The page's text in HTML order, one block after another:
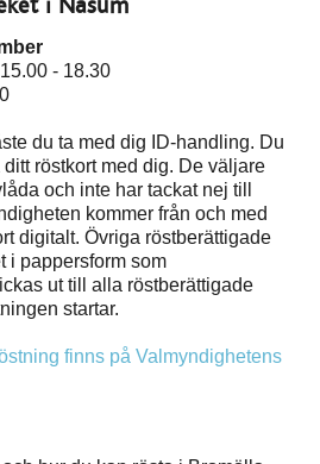
i Näsum
- 18.30
du ta med dig ID-handling. Du
röstkort med dig. De väljare
och inte har tackat nej till
kommer från och med
digitalt. Övriga röstberättigade
i pappersform som
ut till alla röstberättigade
startar.
finns på Valmyndighetens